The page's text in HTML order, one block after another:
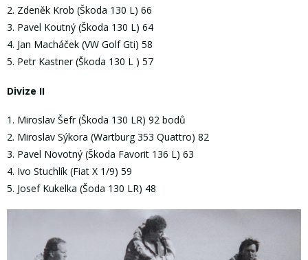
2. Zdeněk Krob (Škoda 130 L) 66
3. Pavel Koutný (Škoda 130 L) 64
4. Jan Macháček (VW Golf Gti) 58
5. Petr Kastner (Škoda 130 L ) 57
Divize II
1. Miroslav Šefr (Škoda 130 LR) 92 bodů
2. Miroslav Sýkora (Wartburg 353 Quattro) 82
3. Pavel Novotný (Škoda Favorit 136 L) 63
4. Ivo Stuchlík (Fiat X 1/9) 59
5. Josef Kukelka (Šoda 130 LR) 48